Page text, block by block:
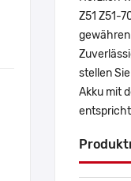
Z51 Z51-
stellen
Akku mit